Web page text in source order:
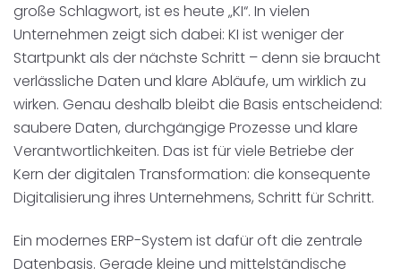
große Schlagwort, ist es heute „KI“. In vielen
Unternehmen zeigt sich dabei: KI ist weniger der
Startpunkt als der nächste Schritt – denn sie braucht
verlässliche Daten und klare Abläufe, um wirklich zu
wirken. Genau deshalb bleibt die Basis entscheidend:
saubere Daten, durchgängige Prozesse und klare
Verantwortlichkeiten. Das ist für viele Betriebe der
Kern der digitalen Transformation: die konsequente
Digitalisierung ihres Unternehmens, Schritt für Schritt.
Ein modernes ERP-System ist dafür oft die zentrale
Datenbasis. Gerade kleine und mittelständische